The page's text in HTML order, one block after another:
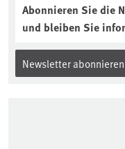
Abonnieren Sie die
und bleiben Sie
Newsletter abonnieren